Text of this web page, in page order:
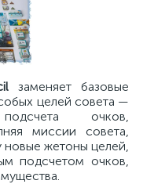
заменяет базовые
целей совета —
очков,
миссии совета,
новые жетоны целей,
подсчетом очков,